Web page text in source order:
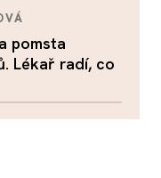
pomsta
Lékař radí, co